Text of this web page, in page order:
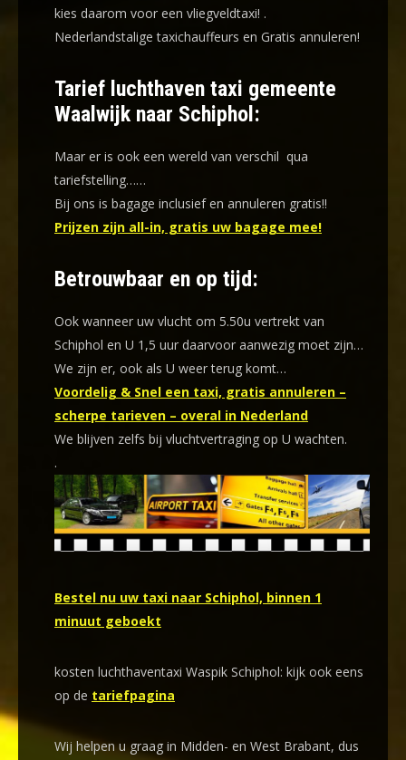
kies daarom voor een vliegveldtaxi! .
Nederlandstalige taxichauffeurs en Gratis annuleren!
Tarief luchthaven taxi gemeente
Waalwijk naar Schiphol:
Maar er is ook een wereld van verschil qua
tariefstelling……
Bij ons is bagage inclusief en annuleren gratis!!
Prijzen zijn all-in, gratis uw bagage mee!
Betrouwbaar en op tijd:
Ook wanneer uw vlucht om 5.50u vertrekt van
Schiphol en U 1,5 uur daarvoor aanwezig moet zijn…
We zijn er, ook als U weer terug komt…
Voordelig & Snel een taxi, gratis annuleren –
scherpe tarieven – overal in Nederland
We blijven zelfs bij vluchtvertraging op U wachten.
.
Bestel nu uw taxi naar Schiphol, binnen 1
minuut geboekt
kosten luchthaventaxi Waspik Schiphol: kijk ook eens
op de tariefpagina
Wij helpen u graag in Midden- en West Brabant, dus